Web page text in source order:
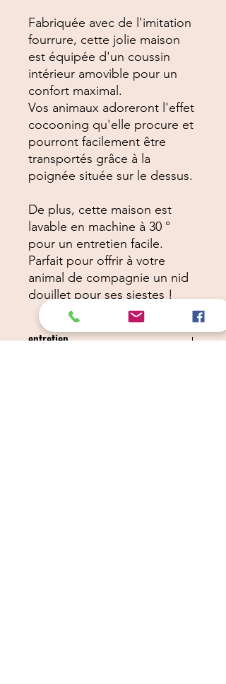
Fabriquée avec de l'imitation
fourrure, cette jolie maison
est équipée d'un coussin
intérieur amovible pour un
confort maximal.
Vos animaux adoreront l'effet
cocooning qu'elle procure et
pourront facilement être
transportés grâce à la
poignée située sur le dessus.
De plus, cette maison est
lavable en machine à 30 °
pour un entretien facile.
Parfait pour offrir à votre
animal de compagnie un nid
douillet pour ses siestes !
entretien